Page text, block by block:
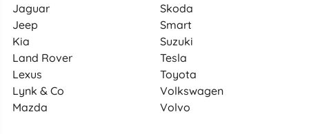
Jaguar
Jeep
Kia
Land Rover
Lexus
Lynk & Co
Mazda
Skoda
Smart
Suzuki
Tesla
Toyota
Volkswagen
Volvo